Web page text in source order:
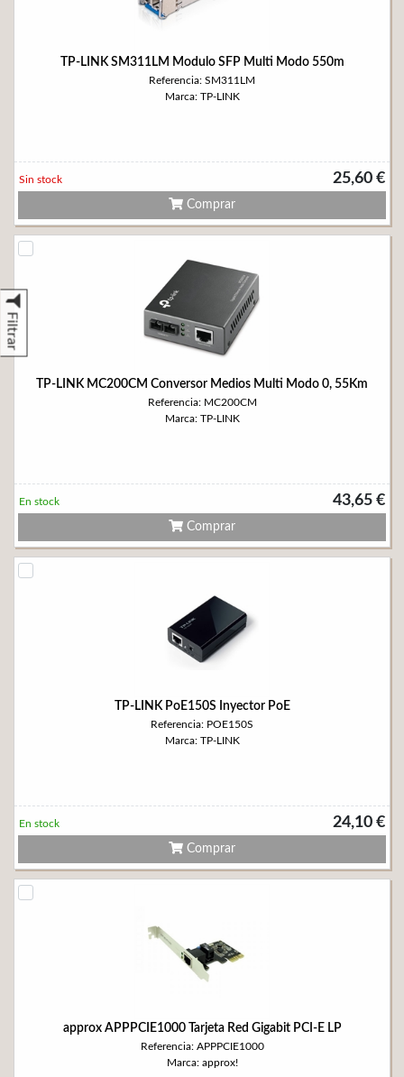
Filtrar
TP-LINK SM311LM Modulo SFP Multi Modo 550m
Referencia: SM311LM
Marca: TP-LINK
25,60 €
Sin stock
Comprar
TP-LINK MC200CM Conversor Medios Multi Modo 0, 55Km
Referencia: MC200CM
Marca: TP-LINK
43,65 €
En stock
Comprar
TP-LINK PoE150S Inyector PoE
Referencia: POE150S
Marca: TP-LINK
24,10 €
En stock
Comprar
approx APPPCIE1000 Tarjeta Red Gigabit PCI-E LP
Referencia: APPPCIE1000
Marca: approx!